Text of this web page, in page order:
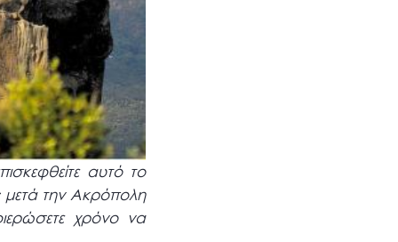
αυτό το
μετά την Ακρόπολη
χρόνο να